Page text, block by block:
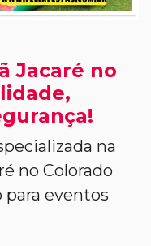
Jacaré no
na
no Colorado
para eventos